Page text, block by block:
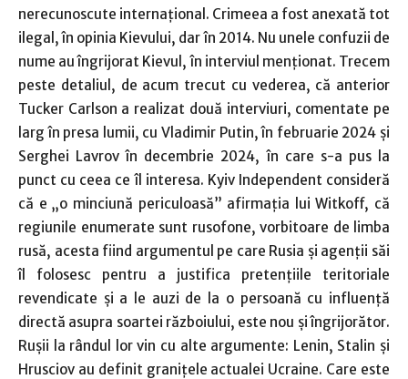
nerecunoscute internaţional. Crimeea a fost anexată tot
ilegal, în opinia Kievului, dar în 2014. Nu unele confuzii de
nume au îngrijorat Kievul, în interviul menţionat. Trecem
peste detaliul, de acum trecut cu vederea, că anterior
Tucker Carlson a realizat două interviuri, comentate pe
larg în presa lumii, cu Vladimir Putin, în februarie 2024 şi
Serghei Lavrov în decembrie 2024, în care s-a pus la
punct cu ceea ce îl interesa. Kyiv Independent consideră
că e „o minciună periculoasă” afirmaţia lui Witkoff, că
regiunile enumerate sunt rusofone, vorbitoare de limba
rusă, acesta fiind argumentul pe care Rusia şi agenţii săi
îl folosesc pentru a justifica pretenţiile teritoriale
revendicate şi a le auzi de la o persoană cu influenţă
directă asupra soartei războiului, este nou şi îngrijorător.
Ruşii la rândul lor vin cu alte argumente: Lenin, Stalin şi
Hrusciov au definit graniţele actualei Ucraine. Care este